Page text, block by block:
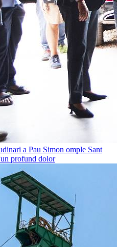
a Pau Simon omple Sant
profund dolor